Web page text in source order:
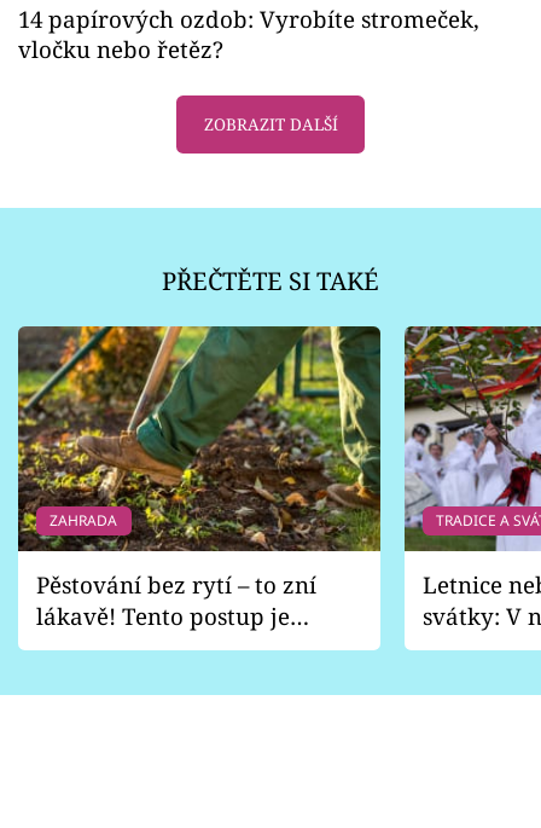
14 papírových ozdob: Vyrobíte stromeček,
vločku nebo řetěz?
ZOBRAZIT DALŠÍ
PŘEČTĚTE SI TAKÉ
ZAHRADA
Pěstování bez rytí – to zní
lákavě! Tento postup je
vhodný jen pro některé
TRADICE A
Letnice
svátky: V
pondělí